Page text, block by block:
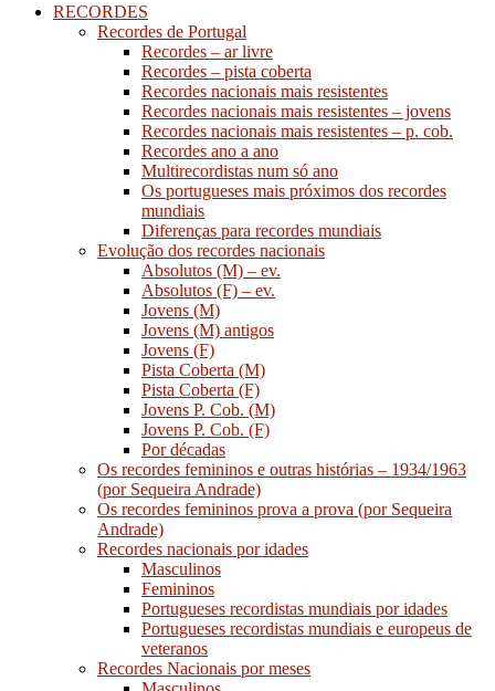
RECORDES
Recordes de Portugal
Recordes – ar livre
Recordes – pista coberta
Recordes nacionais mais resistentes
Recordes nacionais mais resistentes – jovens
Recordes nacionais mais resistentes – p. cob.
Recordes ano a ano
Multirecordistas num só ano
Os portugueses mais próximos dos recordes
mundiais
Diferenças para recordes mundiais
Evolução dos recordes nacionais
Absolutos (M) – ev.
Absolutos (F) – ev.
Jovens (M)
Jovens (M) antigos
Jovens (F)
Pista Coberta (M)
Pista Coberta (F)
Jovens P. Cob. (M)
Jovens P. Cob. (F)
Por décadas
Os recordes femininos e outras histórias – 1934/1963
(por Sequeira Andrade)
Os recordes femininos prova a prova (por Sequeira
Andrade)
Recordes nacionais por idades
Masculinos
Femininos
Portugueses recordistas mundiais por idades
Portugueses recordistas mundiais e europeus de
veteranos
Recordes Nacionais por meses